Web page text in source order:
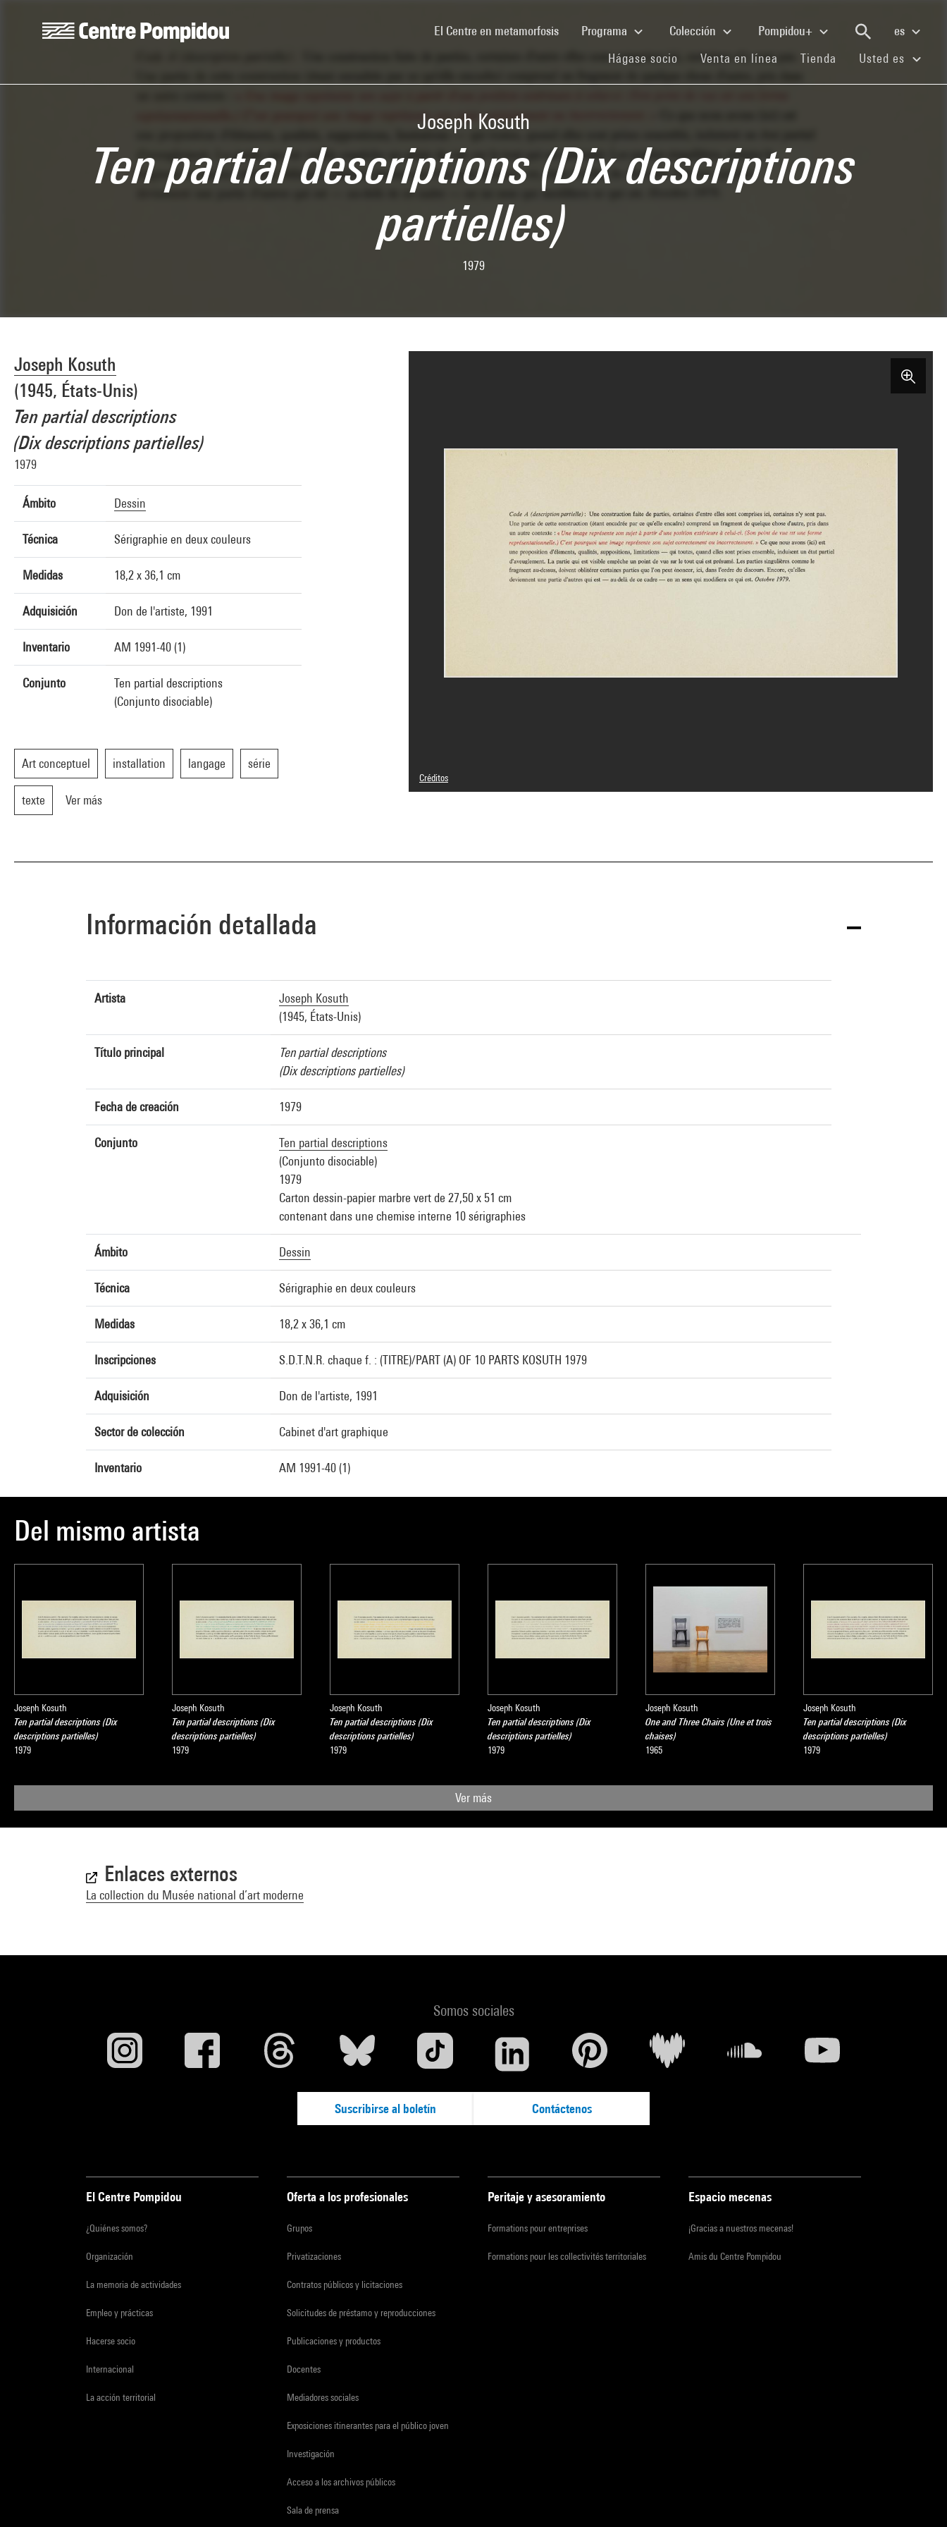
El Centre en metamorfosis(current)Programa Colección Pompidou+
es
Hágase socio (current)
Venta en línea (current)
Tienda (current)
Usted es
Joseph Kosuth
Ten partial descriptions (Dix descriptions
partielles)
1979
Joseph Kosuth
(1945, États-Unis)
Ten partial descriptions
(Dix descriptions partielles)
1979
Ámbito Dessin
Técnica Sérigraphie en deux couleurs
Medidas 18,2 x 36,1 cm
Adquisición Don de l'artiste, 1991
Inventario AM 1991-40 (1)
Conjunto
Ten partial descriptions
(Conjunto disociable)
Art conceptuel installation langage série
texte Ver más
Créditos
© Adagp, Paris
Información detallada
Artista
Joseph Kosuth
(1945, États-Unis)
Título principal
Ten partial descriptions
(Dix descriptions partielles)
Fecha de creación 1979
Conjunto
Ten partial descriptions
(Conjunto disociable)
1979
Carton dessin-papier marbre vert de 27,50 x 51 cm
contenant dans une chemise interne 10 sérigraphies
Ámbito Dessin
Técnica Sérigraphie en deux couleurs
Medidas 18,2 x 36,1 cm
Inscripciones S.D.T.N.R. chaque f. : (TITRE)/PART (A) OF 10 PARTS KOSUTH 1979
Adquisición Don de l'artiste, 1991
Sector de colección Cabinet d'art graphique
Inventario AM 1991-40 (1)
Del mismo artista
Joseph Kosuth
Ten partial descriptions (Dix
descriptions partielles)
1979
Joseph Kosuth
Ten partial descriptions (Dix
descriptions partielles)
1979
Joseph Kosuth
Ten partial descriptions (Dix
descriptions partielles)
1979
Joseph Kosuth
Ten partial descriptions (Dix
descriptions partielles)
1979
Joseph Kosuth
One and Three Chairs (Une et trois
chaises)
1965
Joseph Kosuth
Ten partial descriptions (Dix
descriptions partielles)
1979
Ver más
Enlaces externos
La collection du Musée national d’art moderne
Somos sociales
Suscribirse al boletín Contáctenos
El Centre Pompidou
¿Quiénes somos?
Organización
La memoria de actividades
Empleo y prácticas
Hacerse socio
Internacional
La acción territorial
Oferta a los profesionales
Grupos
Privatizaciones
Contratos públicos y licitaciones
Solicitudes de préstamo y reproducciones
Publicaciones y productos
Docentes
Mediadores sociales
Exposiciones itinerantes para el público joven
Investigación
Acceso a los archivos públicos
Sala de prensa
Peritaje y asesoramiento
Formations pour entreprises
Formations pour les collectivités territoriales
Espacio mecenas
¡Gracias a nuestros mecenas!
Amis du Centre Pompidou